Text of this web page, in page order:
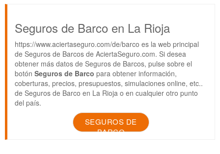
Seguros de Barco en La Rioja
https://www.aciertaseguro.com/de/barco es la web principal
de Seguros de Barcos de AciertaSeguro.com. Si desea
obtener más datos de Seguros de Barcos, pulse sobre el
botón Seguros de Barco para obtener información,
coberturas, precios, presupuestos, simulaciones online, etc..
de Seguros de Barco en La Rioja o en cualquier otro punto
del país.
SEGUROS DE
BARCO